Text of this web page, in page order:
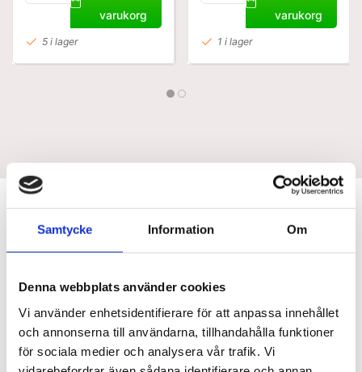
Samtycke Information Om
Denna webbplats använder cookies
Vi använder enhetsidentifierare för att anpassa innehållet
och annonserna till användarna, tillhandahålla funktioner
för sociala medier och analysera vår trafik. Vi
varukorg
5 i lager
varukorg
1 i lager
Information Specifications Dokument
träningsband - 25 meter
Latexfritt